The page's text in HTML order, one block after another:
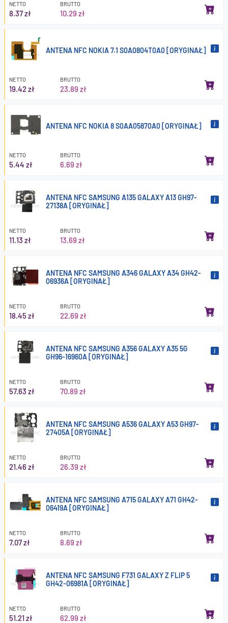
NETTO
8.37 zł
BRUTTO
10.29 zł
ANTENA NFC NOKIA 7.1 S0A0804T0A0 [ORYGINAŁ]
NETTO
19.42 zł
BRUTTO
23.89 zł
ANTENA NFC NOKIA 8 S0AA05870A0 [ORYGINAŁ]
NETTO
5.44 zł
BRUTTO
6.69 zł
ANTENA NFC SAMSUNG A135 GALAXY A13 GH97-
27138A [ORYGINAŁ]
NETTO
11.13 zł
BRUTTO
13.69 zł
ANTENA NFC SAMSUNG A346 GALAXY A34 GH42-
06936A [ORYGINAŁ]
NETTO
18.45 zł
BRUTTO
22.69 zł
ANTENA NFC SAMSUNG A356 GALAXY A35 5G
GH96-16960A [ORYGINAŁ]
NETTO
57.63 zł
BRUTTO
70.89 zł
ANTENA NFC SAMSUNG A536 GALAXY A53 GH97-
27405A [ORYGINAŁ]
NETTO
21.46 zł
BRUTTO
26.39 zł
ANTENA NFC SAMSUNG A715 GALAXY A71 GH42-
06419A [ORYGINAŁ]
NETTO
7.07 zł
BRUTTO
8.69 zł
ANTENA NFC SAMSUNG F731 GALAXY Z FLIP 5
GH42-06981A [ORYGINAŁ]
NETTO
51.21 zł
BRUTTO
62.99 zł